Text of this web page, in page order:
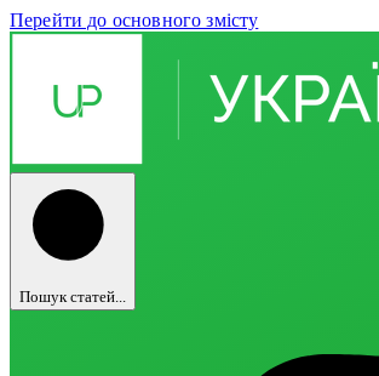
Перейти до основного змісту
Пошук статей...